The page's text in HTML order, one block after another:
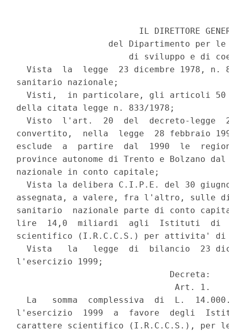
IL DIRETTORE
del Dipartimento per le
di sviluppo e di
Vista  la  legge  23 dicembre 1978, n.
sanitario nazionale;
Visti,  in particolare, gli articoli
della citata legge n. 833/1978;
Visto  l'art.  20  del  decreto-legge
convertito,  nella  legge  28 febbraio
esclude  a  partire  dal  1990  le
province autonome di Trento e Bolzano
nazionale in conto capitale;
Vista la delibera C.I.P.E. del 30
assegnata, a valere, fra l'altro, sulle
sanitario  nazionale parte di conto
lire  14,0  miliardi  agli  Istituti  di
scientifico (I.R.C.C.S.) per attivita' di
Vista   la   legge  di  bilancio  23
l'esercizio 1999;
                              Decreta:
                               Art. 1.
La   somma  complessiva  di  L.
l'esercizio  1999  a  favore  degli
carattere scientifico (I.R.C.C.S.), per